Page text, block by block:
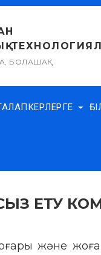
БОЛАШАҚ
ЕТУ
және